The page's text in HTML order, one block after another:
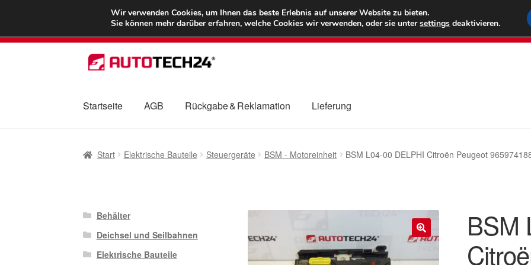
LIEFERUNG ab 6 EUR
(800)
Zur
Navigation
Zum
Inhalt
Startseite AGB Rückgabe & Reklamation Lieferung
Start Elektrische Bauteile Steuergeräte BSM - Motoreinheit BSM L04-00 DELPHI Citroën Peugeot
🔍
BSM
Behälter
Deichsel und Seilbahnen
Elektrische Bauteile
Wir verwenden Cookies, um Ihnen das beste Erlebnis auf unserer Website zu bieten.
Sie können mehr darüber erfahren, welche Cookies wir verwenden, oder sie untersettings deaktivieren.